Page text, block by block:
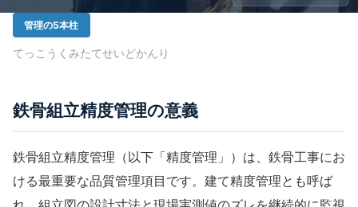
管理の5本柱
てっこうくみたてせいどかんり
鉄骨組立精度管理の意義
鉄骨組立精度管理（以下「精度管理」）は、鉄骨工事にお
ける最重要な品質管理項目です。 建て精度管理とも呼ば